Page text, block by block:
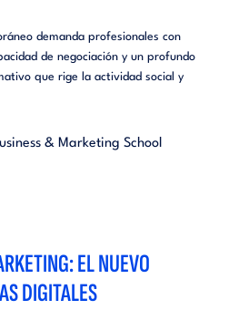
demanda profesionales con
de negociación y un profundo
que rige la actividad social y
& Marketing School
EL NUEVO
DIGITALES